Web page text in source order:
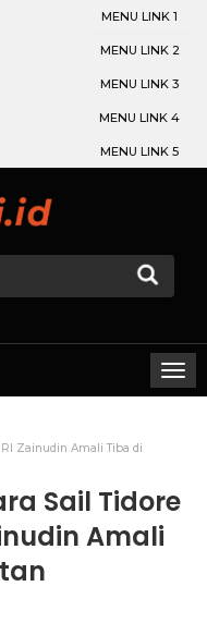
MENU LINK 1
MENU LINK 2
MENU LINK 3
MENU LINK 4
MENU LINK 5
Zainudin Amali Tiba di
Sail Tidore
Amali